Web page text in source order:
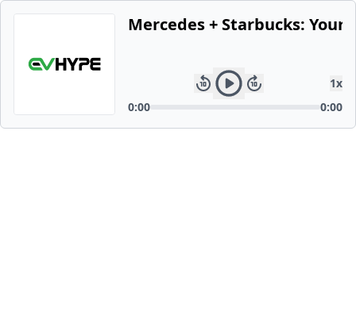
Mercedes + Starbucks:
1x
0:00
0:00